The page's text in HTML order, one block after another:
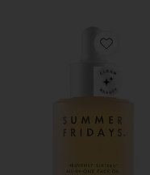
Favorite